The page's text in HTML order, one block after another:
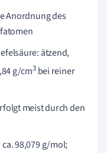
Anordnung des
ätzend,
g/cm3bei reiner
meist durch den
98,079 g/mol;